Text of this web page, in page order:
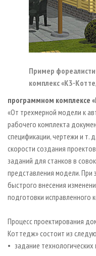
Пример
комплекс «К3-
программном комплексе
«От трехмерной модели к
рабочего комплекта
спецификации, чертежи и т.
скорости создания
заданий для станков в
представления модели. При
быстрого внесения
подготовки исправленного
Процесс проектирования
Коттедж» состоит из
• задание